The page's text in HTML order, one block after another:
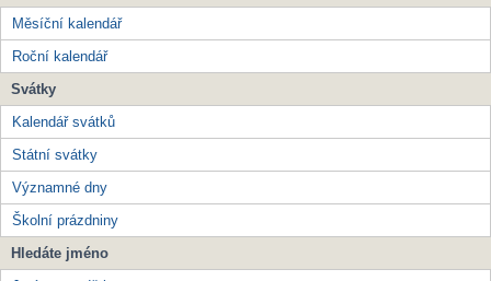
Měsíční kalendář
Roční kalendář
Svátky
Kalendář svátků
Státní svátky
Významné dny
Školní prázdniny
Hledáte jméno